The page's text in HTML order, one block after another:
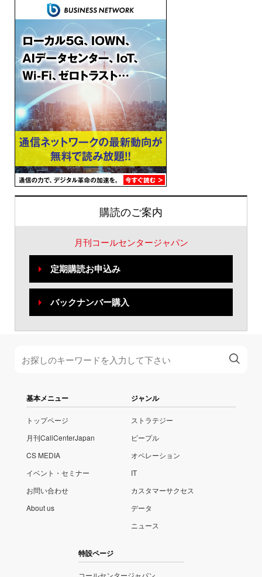
購読のご案内
月刊コールセンタージャパン
定期購読お申込み
バックナンバー購入
基本メニュー
トップページ
月刊CallCenterJapan
CS MEDIA
イベント・セミナー
お問い合わせ
About us
ジャンル
ストラテジー
ピープル
オペレーション
IT
カスタマーサクセス
データ
ニュース
特設ページ